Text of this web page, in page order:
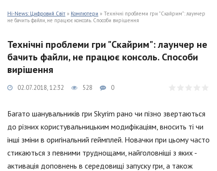
Hi-News: Цифровий Світ » Компютери » Технічні проблеми гри "Скайрим": лаунчер
не бачить файли, не працює консоль. Способи вирішення
Технічні проблеми гри "Скайрим": лаунчер не
бачить файли, не працює консоль. Способи
вирішення
02.07.2018, 12:32 528 0
Багато шанувальників гри Skyrim рано чи пізно звертаються
до різних користувальницьким модифікаціям, вносить ті чи
інші зміни в оригінальний геймплей. Новачки при цьому часто
стикаються з певними труднощами, найголовніші з яких -
активація доповнень в середовищі запуску гри, а також